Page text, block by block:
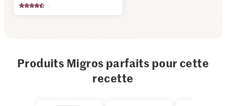
Produits Migros parfaits pour cette
recette